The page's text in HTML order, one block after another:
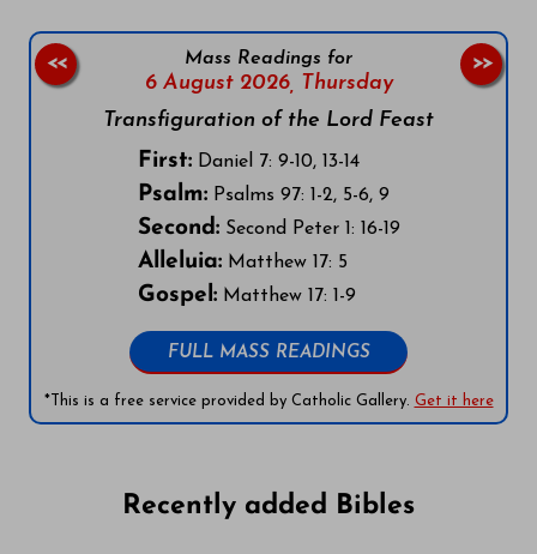
Mass Readings for
6 August 2026, Thursday
Transfiguration of the Lord Feast
First:Daniel 7: 9-10, 13-14
Psalm:Psalms 97: 1-2, 5-6, 9
Second:Second Peter 1: 16-19
Alleluia:Matthew 17: 5
Gospel:Matthew 17: 1-9
FULL MASS READINGS
*This is a free service provided by Catholic Gallery. Get it here
<< >>
Recently added Bibles